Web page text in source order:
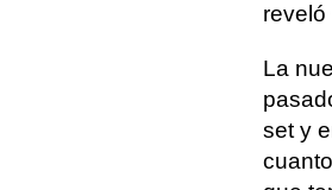
reveló
La
set y